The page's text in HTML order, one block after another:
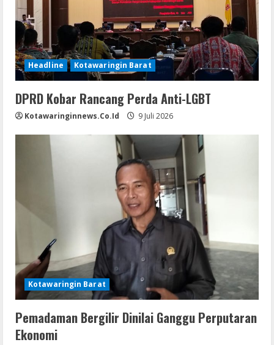
Headline Kotawaringin Barat
DPRD Kobar Rancang Perda Anti-LGBT
Kotawaringinnews.co.id 9 Juli 2026
Kotawaringin Barat
Pemadaman Bergilir Dinilai Ganggu Perputaran
Ekonomi